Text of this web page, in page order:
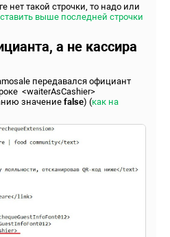
нет такой строчки, то надо или
выше последней строчки
а не кассира
передавался официант
<waiterAsCashier>
значение false) (как на